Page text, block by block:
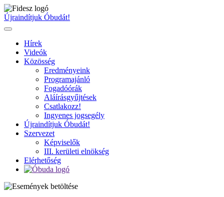
Ugrás
a
tartalomhoz
Újraindítjuk Óbudát!
Hírek
Videók
Közösség
Eredményeink
Programajánló
Fogadóórák
Aláírásgyűjtések
Csatlakozz!
Ingyenes jogsegély
Újraindítjuk Óbudát!
Szervezet
Képviselők
III. kerületi elnökség
Elérhetőség